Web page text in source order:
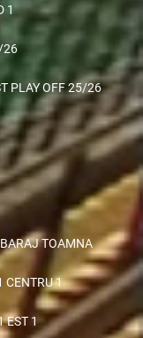
1
26
PLAY OFF 25/26
TOAMNA
CENTRU 1
EST 1